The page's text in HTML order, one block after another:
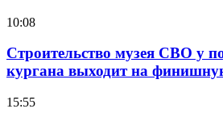
10:08
Строительство музея СВО у
кургана выходит на
15:55